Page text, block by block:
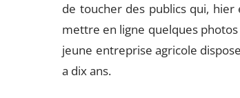
de toucher des publics qui,
mettre en ligne quelques photos
jeune entreprise agricole
a dix ans.